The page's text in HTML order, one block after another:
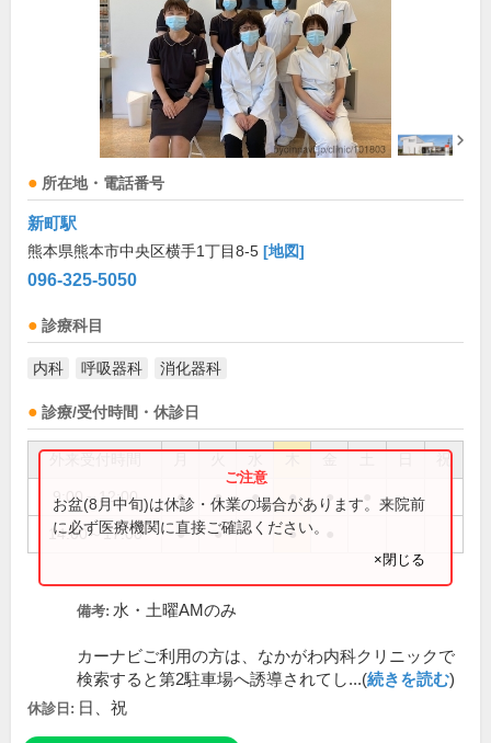
所在地・電話番号
新町駅
熊本県熊本市中央区横手1丁目8-5 [地図]
096-325-5050
診療科目
内科 呼吸器科 消化器科
診療/受付時間・休診日
祝
9:00～12:00 ● ● ● ● ●
14:00～17:00 ● ● ●
お盆(8月中旬)は休診・休業の場合があります。来院前
に必ず医療機関に直接ご確認ください。
×閉じる
備考: 水・土曜AMのみ
カーナビご利用の方は、なかがわ内科クリニックで
検索すると第2駐車場へ誘導されてし...(続きを読む)
休診日: 日、祝